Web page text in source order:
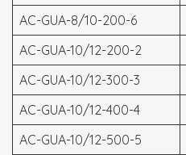
AC-GUA-8/10-200-6
AC-GUA-10/12-200-2
AC-GUA-10/12-300-3
AC-GUA-10/12-400-4
AC-GUA-10/12-500-5